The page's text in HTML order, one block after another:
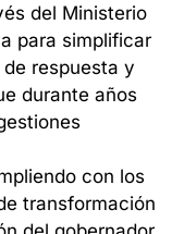
del Ministerio
para simplificar
respuesta y
durante años
con los
transformación